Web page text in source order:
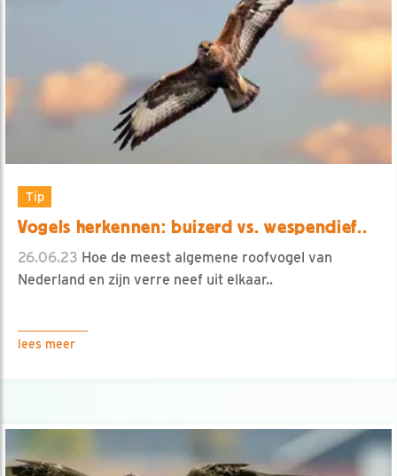
Tip
Vogels herkennen: buizerd vs. wespendief..
26.06.23 Hoe de meest algemene roofvogel van
Nederland en zijn verre neef uit elkaar..
lees meer